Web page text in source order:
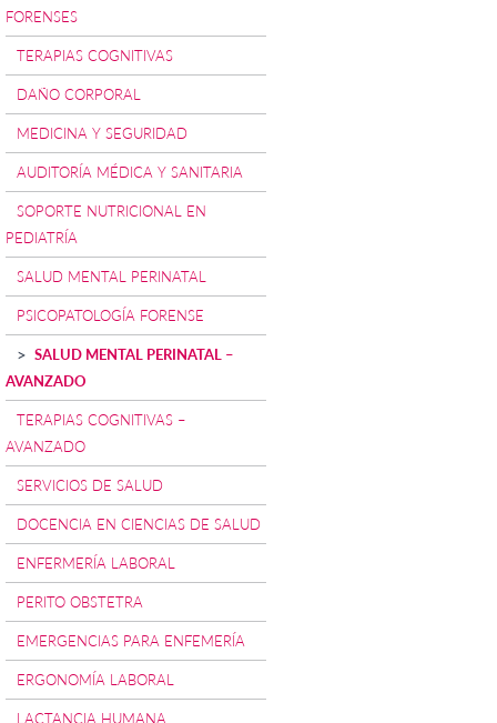
FORENSES
TERAPIAS COGNITIVAS
DAÑO CORPORAL
MEDICINA Y SEGURIDAD
AUDITORÍA MÉDICA Y SANITARIA
SOPORTE NUTRICIONAL EN
PEDIATRÍA
SALUD MENTAL PERINATAL
PSICOPATOLOGÍA FORENSE
SALUD MENTAL PERINATAL –
AVANZADO
TERAPIAS COGNITIVAS –
AVANZADO
SERVICIOS DE SALUD
DOCENCIA EN CIENCIAS DE SALUD
ENFERMERÍA LABORAL
PERITO OBSTETRA
EMERGENCIAS PARA ENFEMERÍA
ERGONOMÍA LABORAL
LACTANCIA HUMANA